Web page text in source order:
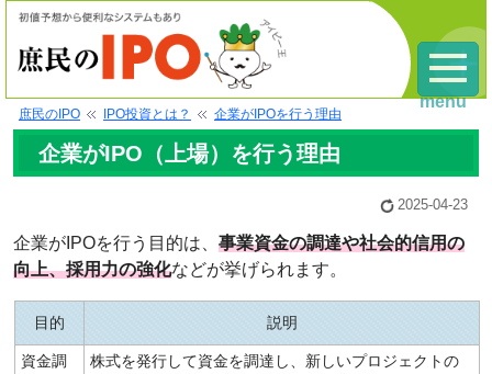
庶民のIPO IPO投資とは？ 企業がIPOを行う理由
企業がIPO（上場）を行う理由
2025-04-23
企業がIPOを行う目的は、 事業資金の調達や社会的信用の
向上、採用力の強化などが挙げられます。
目的 説明
資金調
株式を発行して資金を調達し、新しいプロジェクトの
menu